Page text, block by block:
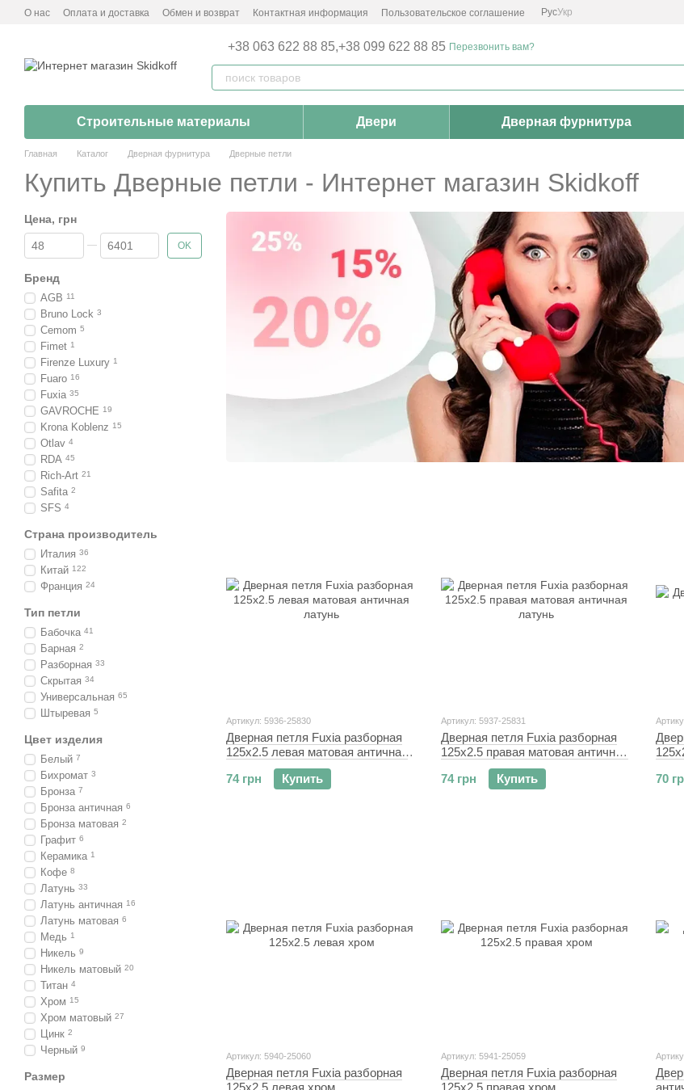
Перейти к основному контенту
О нас Оплата и доставка Обмен и возврат Контактная информация Пользовательское соглашение РусУкр
+38 063 622 88 85,+38 099 622 88 85 Перезвонить вам?
Строительные материалы Двери Дверная фурнитура
Главная Каталог Дверная фурнитура Дверные петли
Купить Дверные петли - Интернет магазин Skidkoff
Артикул: 5936-25830
Дверная петля Fuxia разборная
125x2.5 левая матовая античная
74 грн
Купить
Артикул: 5937-25831
Дверная петля Fuxia разборная
125x2.5 правая матовая античная
74 грн
Купить
70
Артикул: 5940-25060
Дверная петля Fuxia разборная
Артикул: 5941-25059
Дверная петля Fuxia разборная
Цена, грн
От Цена, грн
До Цена, грн OK
Бренд
AGB 11
Bruno Lock 3
Cemom 5
Fimet 1
Firenze Luxury 1
Fuaro 16
Fuxia 35
GAVROCHE 19
Krona Koblenz 15
Otlav 4
RDA 45
Rich-Art 21
Safita 2
SFS 4
Страна производитель
Италия 36
Китай 122
Франция 24
Тип петли
Бабочка 41
Барная 2
Разборная 33
Скрытая 34
Универсальная 65
Штыревая 5
Цвет изделия
Белый 7
Бихромат 3
Бронза 7
Бронза античная 6
Бронза матовая 2
Графит 6
Керамика 1
Кофе 8
Латунь 33
Латунь античная 16
Латунь матовая 6
Медь 1
Никель 9
Никель матовый 20
Титан 4
Хром 15
Хром матовый 27
Цинк 2
Черный 9
Размер